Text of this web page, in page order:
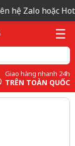
Zalo hoặc
Giao hàng nhanh 24h
TRÊN TOÀN QUỐC